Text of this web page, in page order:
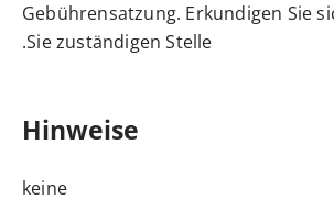
Gebührensatzung. Erkundigen Sie
Sie zuständigen Stelle.
Hinweise
keine